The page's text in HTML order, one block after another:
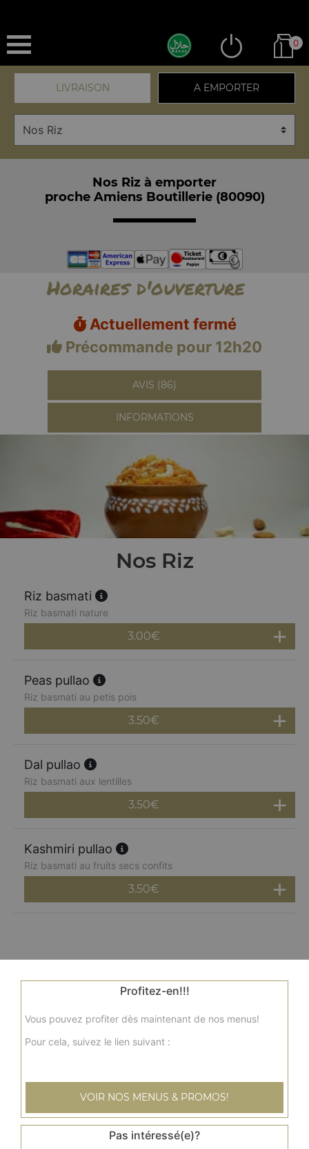
0
LIVRAISON A EMPORTER
Nos Riz à emporter
proche Amiens Boutillerie (80090)
Horaires d'ouverture
Actuellement fermé
Précommande pour 12h20
AVIS (86)
INFORMATIONS
Nos Riz
Riz basmati
Riz basmati nature
3.00€
Peas pullao
Riz basmati au petis pois
3.50€
Dal pullao
Riz basmati aux lentilles
3.50€
Kashmiri pullao
Riz basmati au fruits secs confits
3.50€
Profitez-en!!!
Vous pouvez profiter dès maintenant de nos menus!
Pour cela, suivez le lien suivant :
VOIR NOS MENUS & PROMOS!
Pas intéressé(e)?